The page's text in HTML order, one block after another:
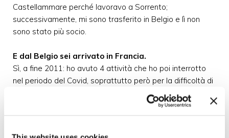
Castellammare perché lavoravo a Sorrento;
successivamente, mi sono trasferito in Belgio e lì non
sono stato più socio.
E dal Belgio sei arrivato in Francia.
Sì, a fine 2011: ho avuto 4 attività che ho poi interrotto
nel periodo del Covid, soprattutto però per la difficoltà di
gestire il personale. Dal 2018, però, ho iniziato a
partecipare ai Campionati di cucina e, dunque, mi sono